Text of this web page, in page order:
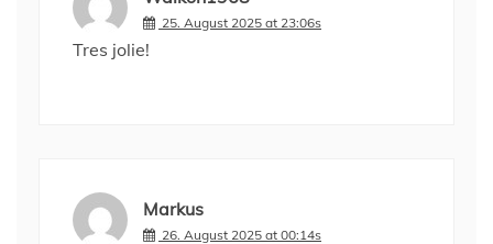
25. August 2025 at 23:06s
Tres jolie!
Markus
26. August 2025 at 00:14s